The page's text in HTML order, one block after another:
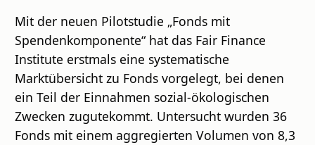
Mit der neuen Pilotstudie „Fonds mit
Spendenkomponente“ hat das Fair Finance
Institute erstmals eine systematische
Marktübersicht zu Fonds vorgelegt, bei denen
ein Teil der Einnahmen sozial-ökologischen
Zwecken zugutekommt. Untersucht wurden 36
Fonds mit einem aggregierten Volumen von 8,3